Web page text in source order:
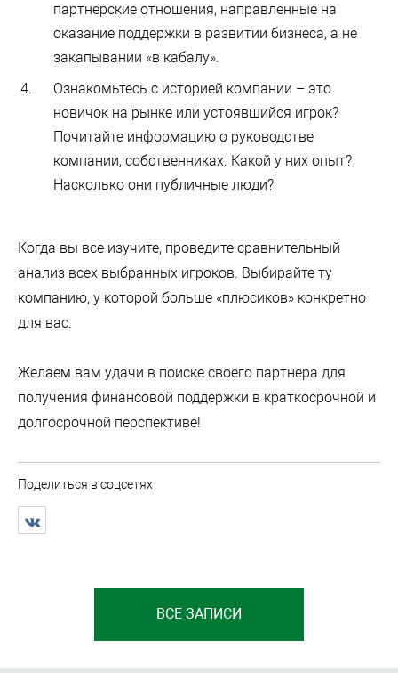
партнерские отношения, направленные на
оказание поддержки в развитии бизнеса, а не
закапывании «в кабалу».
Ознакомьтесь с историей компании – это
новичок на рынке или устоявшийся игрок?
Почитайте информацию о руководстве
компании, собственниках. Какой у них опыт?
Насколько они публичные люди?
Когда вы все изучите, проведите сравнительный
анализ всех выбранных игроков. Выбирайте ту
компанию, у которой больше «плюсиков» конкретно
для вас.
Желаем вам удачи в поиске своего партнера для
получения финансовой поддержки в краткосрочной и
долгосрочной перспективе!
Поделиться в соцсетях
ВСЕ ЗАПИСИ